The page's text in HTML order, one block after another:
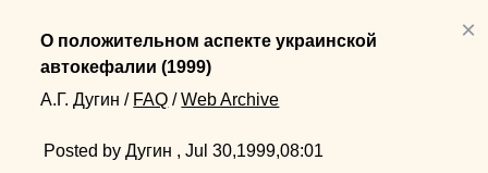
×
О положительном аспекте украинской
автокефалии (1999)
А.Г. Дугин / FAQ / Web Archive
Posted by Дугин , Jul 30,1999,08:01